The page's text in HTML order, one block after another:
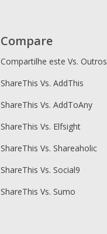
Compare
Compartilhe este Vs. Outros
ShareThis Vs. AddThis
ShareThis Vs. AddToAny
ShareThis Vs. Elfsight
ShareThis Vs. Shareaholic
ShareThis Vs. Social9
ShareThis Vs. Sumo